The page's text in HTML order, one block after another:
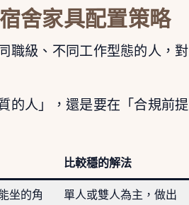
舍家具配置策略
職級、不同工作型態的人，對
的人」，還是要在「合規前提
比較穩的解法
坐的角
單人或雙人為主，做出